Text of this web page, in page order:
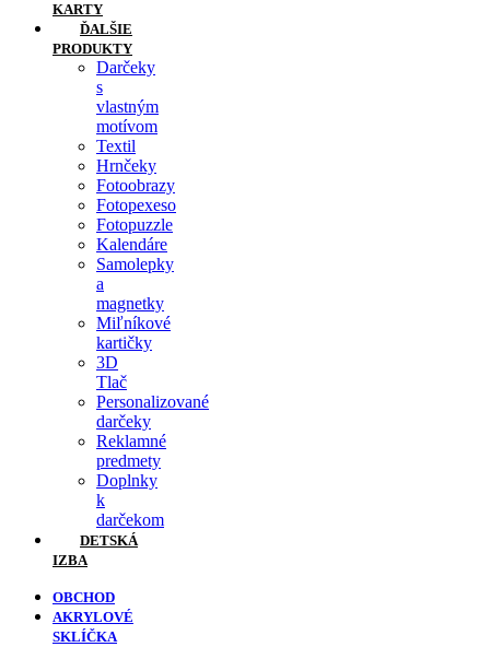
KARTY
ĎALŠIE
PRODUKTY
Darčeky
s
vlastným
motívom
Textil
Hrnčeky
Fotoobrazy
Fotopexeso
Fotopuzzle
Kalendáre
Samolepky
a
magnetky
Miľníkové
kartičky
3D
Tlač
Personalizované
darčeky
Reklamné
predmety
Doplnky
k
darčekom
DETSKÁ
IZBA
OBCHOD
AKRYLOVÉ
SKLÍČKA